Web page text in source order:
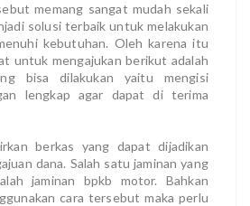
memang sangat mudah sekali
solusi terbaik untuk melakukan
kebutuhan. Oleh karena itu
untuk mengajukan berikut adalah
bisa dilakukan yaitu mengisi
lengkap agar dapat di terima
berkas yang dapat dijadikan
dana. Salah satu jaminan yang
jaminan bpkb motor. Bahkan
cara tersebut maka perlu